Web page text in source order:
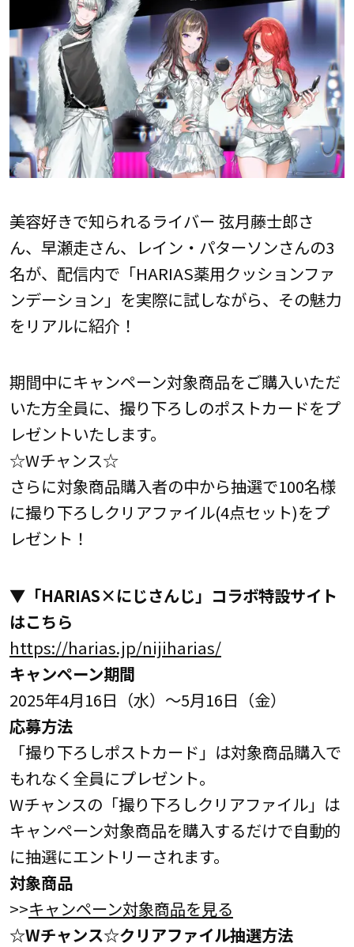
美容好きで知られるライバー 弦月藤士郎さ
ん、早瀬走さん、レイン・パターソンさんの3
名が、配信内で「HARIAS薬用クッションファ
ンデーション」を実際に試しながら、その魅力
をリアルに紹介！
期間中にキャンペーン対象商品をご購入いただ
いた方全員に、撮り下ろしのポストカードをプ
レゼントいたします。
☆Wチャンス☆
さらに対象商品購入者の中から抽選で100名様
に撮り下ろしクリアファイル(4点セット)をプ
レゼント！
▼「HARIAS×にじさんじ」コラボ特設サイト
はこちら
https://harias.jp/nijiharias/
キャンペーン期間
2025年4月16日（水）～5月16日（金）
応募方法
「撮り下ろしポストカード」は対象商品購入で
もれなく全員にプレゼント。
Wチャンスの「撮り下ろしクリアファイル」は
キャンペーン対象商品を購入するだけで自動的
に抽選にエントリーされます。
対象商品
>>キャンペーン対象商品を見る
☆Wチャンス☆クリアファイル抽選方法